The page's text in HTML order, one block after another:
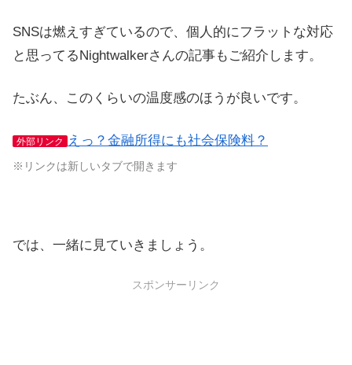
SNSは燃えすぎているので、個人的にフラットな対応
と思ってるNightwalkerさんの記事もご紹介します。
たぶん、このくらいの温度感のほうが良いです。
外部リンク えっ？金融所得にも社会保険料？
※リンクは新しいタブで開きます
では、一緒に見ていきましょう。
スポンサーリンク